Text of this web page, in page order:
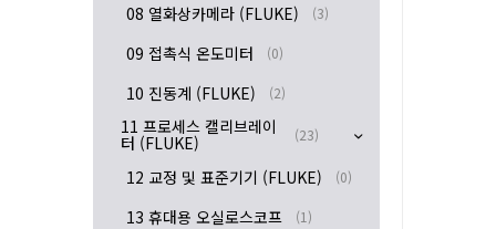
08 열화상카메라 (FLUKE) (3)
09 접촉식 온도미터 (0)
10 진동계 (FLUKE) (2)
11 프로세스 캘리브레이
터 (FLUKE) (23)
12 교정 및 표준기기 (FLUKE) (0)
13 휴대용 오실로스코프 (1)